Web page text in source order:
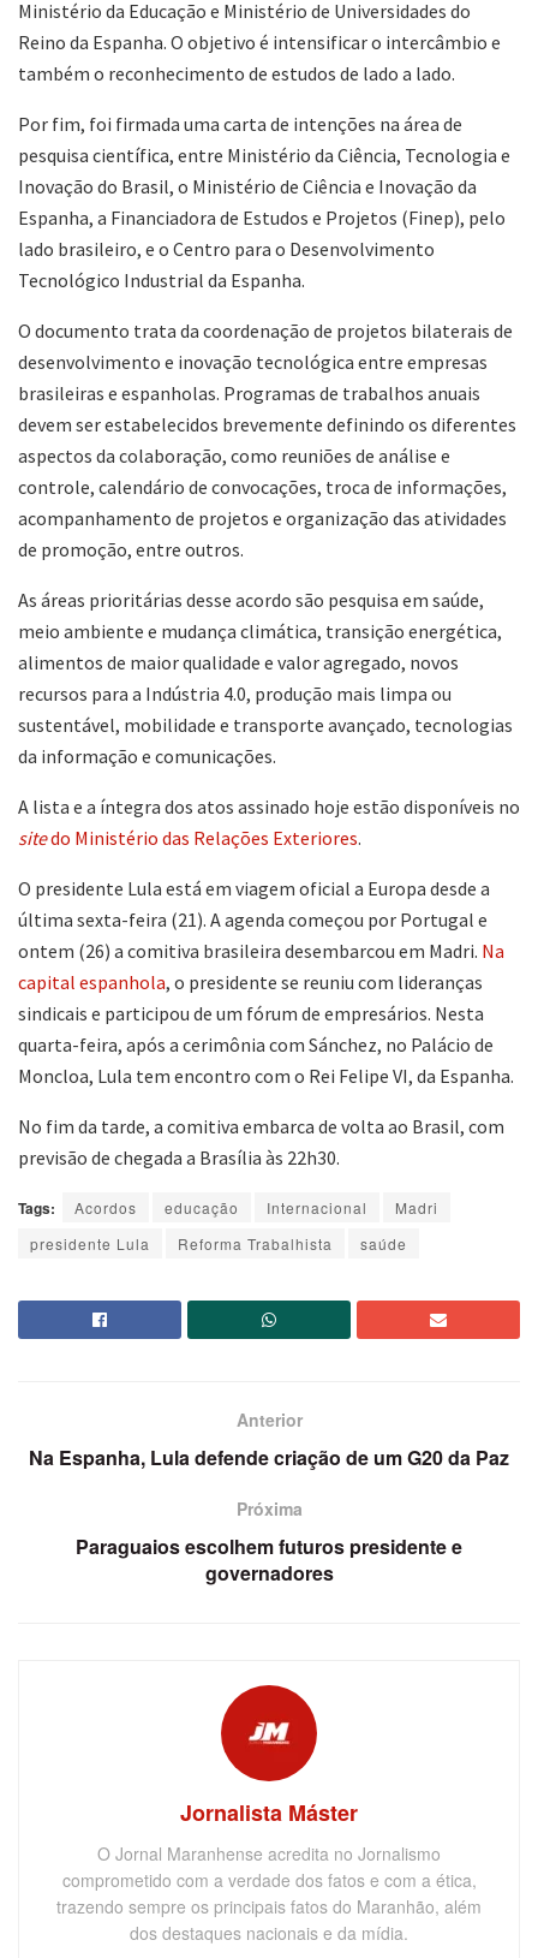
Ministério da Educação e Ministério de Universidades do
Reino da Espanha. O objetivo é intensificar o intercâmbio e
também o reconhecimento de estudos de lado a lado.
Por fim, foi firmada uma carta de intenções na área de
pesquisa científica, entre Ministério da Ciência, Tecnologia e
Inovação do Brasil, o Ministério de Ciência e Inovação da
Espanha, a Financiadora de Estudos e Projetos (Finep), pelo
lado brasileiro, e o Centro para o Desenvolvimento
Tecnológico Industrial da Espanha.
O documento trata da coordenação de projetos bilaterais de
desenvolvimento e inovação tecnológica entre empresas
brasileiras e espanholas. Programas de trabalhos anuais
devem ser estabelecidos brevemente definindo os diferentes
aspectos da colaboração, como reuniões de análise e
controle, calendário de convocações, troca de informações,
acompanhamento de projetos e organização das atividades
de promoção, entre outros.
As áreas prioritárias desse acordo são pesquisa em saúde,
meio ambiente e mudança climática, transição energética,
alimentos de maior qualidade e valor agregado, novos
recursos para a Indústria 4.0, produção mais limpa ou
sustentável, mobilidade e transporte avançado, tecnologias
da informação e comunicações.
A lista e a íntegra dos atos assinado hoje estão disponíveis no
sitedo Ministério das Relações Exteriores.
O presidente Lula está em viagem oficial a Europa desde a
última sexta-feira (21). A agenda começou por Portugal e
ontem (26) a comitiva brasileira desembarcou em Madri. Na
capital espanhola, o presidente se reuniu com lideranças
sindicais e participou de um fórum de empresários. Nesta
quarta-feira, após a cerimônia com Sánchez, no Palácio de
Moncloa, Lula tem encontro com o Rei Felipe VI, da Espanha.
No fim da tarde, a comitiva embarca de volta ao Brasil, com
previsão de chegada a Brasília às 22h30.
Tags: Acordos educação Internacional
Madri
presidente Lula
Reforma Trabalhista saúde
Anterior
Na Espanha, Lula defende criação de um G20 da Paz
Próxima
Paraguaios escolhem futuros presidente e
governadores
Jornalista Máster
O Jornal Maranhense acredita no Jornalismo
comprometido com a verdade dos fatos e com a ética,
trazendo sempre os principais fatos do Maranhão, além
dos destaques nacionais e da mídia.